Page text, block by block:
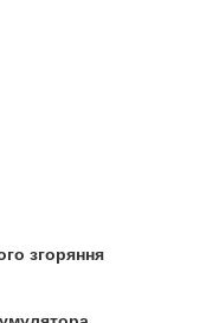
згоряння